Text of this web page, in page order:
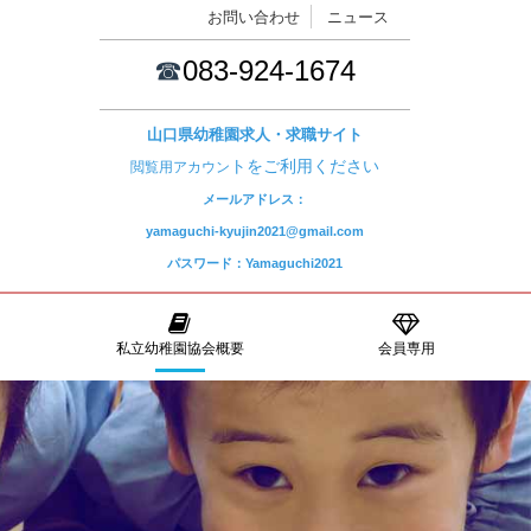
お問い合わせ ニュース
☎083-924-1674
山口県幼稚園求人・求職サイト
閲覧用アカウン トをご利用ください
メールアドレス：
yamaguchi-kyujin2021@gmail.com
パスワード：Yamaguchi2021
私立幼稚園協会概要 会員専用